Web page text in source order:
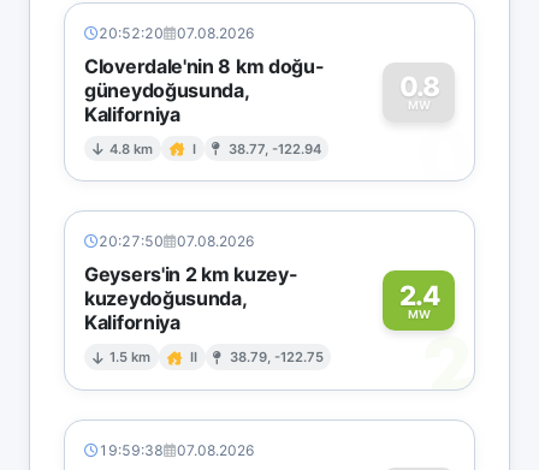
20:52:20 07.08.2026
Cloverdale'nin 8 km doğu-
güneydoğusunda,
Kaliforniya
4.8 km I 38.77, -122.94
0.8
MW
0
20:27:50 07.08.2026
Geysers'in 2 km kuzey-
kuzeydoğusunda,
Kaliforniya
1.5 km II 38.79, -122.75
2.4
MW
2
19:59:38 07.08.2026